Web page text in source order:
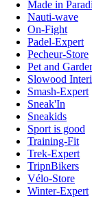
Made in
Nauti-wave
On-Fight
Padel-Expert
Pecheur-Store
Pet and
Slowood
Smash-Expert
Sneak'In
Sneakids
Sport is good
Training-Fit
Trek-Expert
TripnBikers
Vélo-Store
Winter-Expert